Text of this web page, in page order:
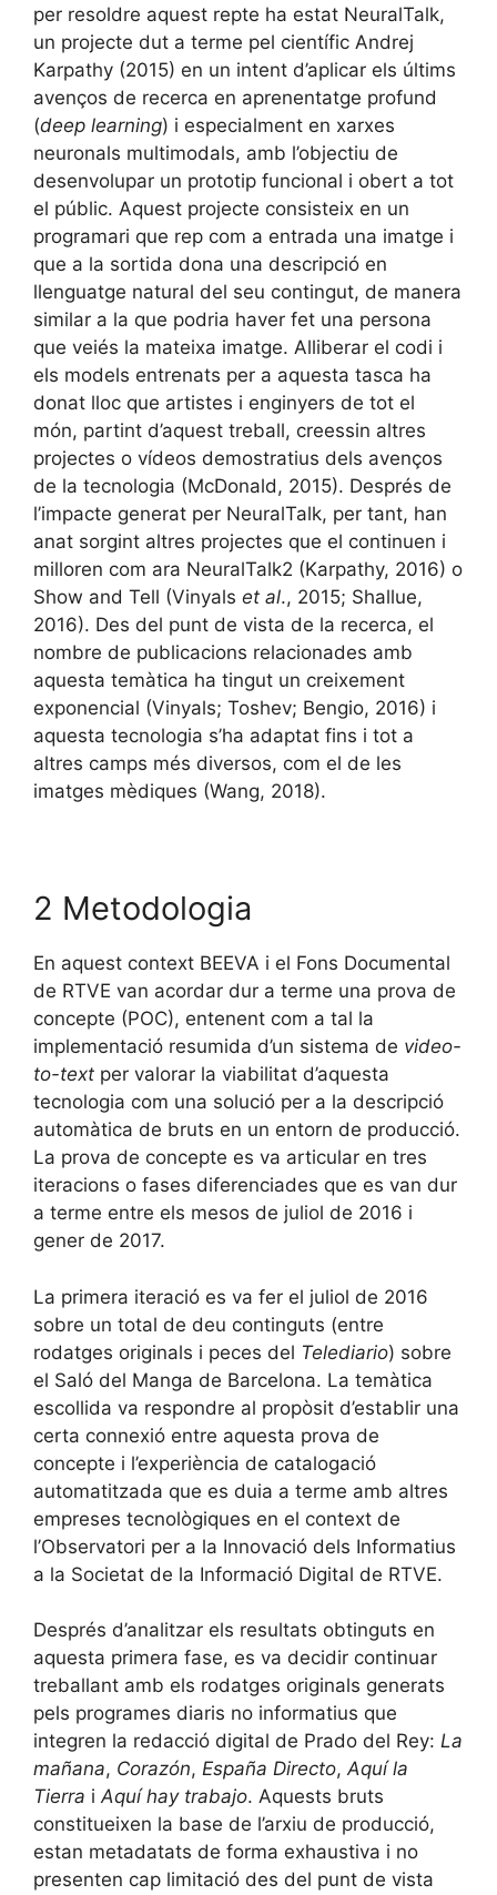
per resoldre aquest repte ha estat NeuralTalk,
un projecte dut a terme pel científic Andrej
Karpathy (2015) en un intent d’aplicar els últims
avenços de recerca en aprenentatge profund
(deep learning) i especialment en xarxes
neuronals multimodals, amb l’objectiu de
desenvolupar un prototip funcional i obert a tot
el públic. Aquest projecte consisteix en un
programari que rep com a entrada una imatge i
que a la sortida dona una descripció en
llenguatge natural del seu contingut, de manera
similar a la que podria haver fet una persona
que veiés la mateixa imatge. Alliberar el codi i
els models entrenats per a aquesta tasca ha
donat lloc que artistes i enginyers de tot el
món, partint d’aquest treball, creessin altres
projectes o vídeos demostratius dels avenços
de la tecnologia (McDonald, 2015). Després de
l’impacte generat per NeuralTalk, per tant, han
anat sorgint altres projectes que el continuen i
milloren com ara NeuralTalk2 (Karpathy, 2016) o
Show and Tell (Vinyals et al., 2015; Shallue,
2016). Des del punt de vista de la recerca, el
nombre de publicacions relacionades amb
aquesta temàtica ha tingut un creixement
exponencial (Vinyals; Toshev; Bengio, 2016) i
aquesta tecnologia s’ha adaptat fins i tot a
altres camps més diversos, com el de les
imatges mèdiques (Wang, 2018).
2 Metodologia
En aquest context BEEVA i el Fons Documental
de RTVE van acordar dur a terme una prova de
concepte (POC), entenent com a tal la
implementació resumida d’un sistema de video-
to-text per valorar la viabilitat d’aquesta
tecnologia com una solució per a la descripció
automàtica de bruts en un entorn de producció.
La prova de concepte es va articular en tres
iteracions o fases diferenciades que es van dur
a terme entre els mesos de juliol de 2016 i
gener de 2017.
La primera iteració es va fer el juliol de 2016
sobre un total de deu continguts (entre
rodatges originals i peces del Telediario) sobre
el Saló del Manga de Barcelona. La temàtica
escollida va respondre al propòsit d’establir una
certa connexió entre aquesta prova de
concepte i l’experiència de catalogació
automatitzada que es duia a terme amb altres
empreses tecnològiques en el context de
l’Observatori per a la Innovació dels Informatius
a la Societat de la Informació Digital de RTVE.
Després d’analitzar els resultats obtinguts en
aquesta primera fase, es va decidir continuar
treballant amb els rodatges originals generats
pels programes diaris no informatius que
integren la redacció digital de Prado del Rey: La
mañana, Corazón, España Directo,Aquí la
Tierra iAquí hay trabajo. Aquests bruts
constitueixen la base de l’arxiu de producció,
estan metadatats de forma exhaustiva i no
presenten cap limitació des del punt de vista